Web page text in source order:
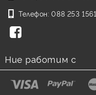
Телефон: 088 253 1561
Ние работим с